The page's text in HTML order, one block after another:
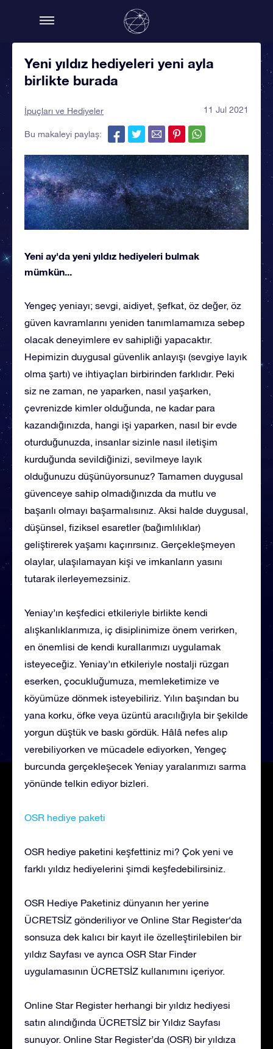
Yeni yıldız hediyeleri yeni ayla
birlikte burada
İpuçları ve Hediyeler 11 Jul 2021
Bu makaleyi paylaş:
Yeni ay'da yeni yıldız hediyeleri bulmak
mümkün...
Yengeç yeniayı; sevgi, aidiyet, şefkat, öz değer, öz
güven kavramlarını yeniden tanımlamamıza sebep
olacak deneyimlere ev sahipliği yapacaktır.
Hepimizin duygusal güvenlik anlayışı (sevgiye layık
olma şartı) ve ihtiyaçları birbirinden farklıdır. Peki
siz ne zaman, ne yaparken, nasıl yaşarken,
çevrenizde kimler olduğunda, ne kadar para
kazandığınızda, hangi işi yaparken, nasıl bir evde
oturduğunuzda, insanlar sizinle nasıl iletişim
kurduğunda sevildiğinizi, sevilmeye layık
olduğunuzu düşünüyorsunuz? Tamamen duygusal
güvenceye sahip olmadığınızda da mutlu ve
başarılı olmayı başarmalısınız. Aksi halde duygusal,
düşünsel, fiziksel esaretler (bağımlılıklar)
geliştirerek yaşamı kaçırırsınız. Gerçekleşmeyen
olaylar, ulaşılamayan kişi ve imkanların yasını
tutarak ilerleyemezsiniz.
Yeniay’ın keşfedici etkileriyle birlikte kendi
alışkanlıklarımıza, iç disiplinimize önem verirken,
en önemlisi de kendi kurallarımızı uygulamak
isteyeceğiz. Yeniay’ın etkileriyle nostalji rüzgarı
eserken, çocukluğumuza, memleketimize ve
köyümüze dönmek isteyebiliriz. Yılın başından bu
yana korku, öfke veya üzüntü aracılığıyla bir şekilde
yorgun düştük ve baskı gördük. Hâlâ nefes alıp
verebiliyorken ve mücadele ediyorken, Yengeç
burcunda gerçekleşecek Yeniay yaralarımızı sarma
yönünde telkin ediyor bizleri.
OSR hediye paketi
OSR hediye paketini keşfettiniz mi? Çok yeni ve
farklı yıldız hediyelerini şimdi keşfedebilirsiniz.
OSR Hediye Paketiniz dünyanın her yerine
ÜCRETSİZ gönderiliyor ve Online Star Register‘da
sonsuza dek kalıcı bir kayıt ile özelleştirilebilen bir
yıldız Sayfası ve ayrıca OSR Star Finder
uygulamasının ÜCRETSİZ kullanımını içeriyor.
Online Star Register herhangi bir yıldız hediyesi
satın alındığında ÜCRETSİZ bir Yıldız Sayfası
sunuyor. Online Star Register’da (OSR) bir yıldıza